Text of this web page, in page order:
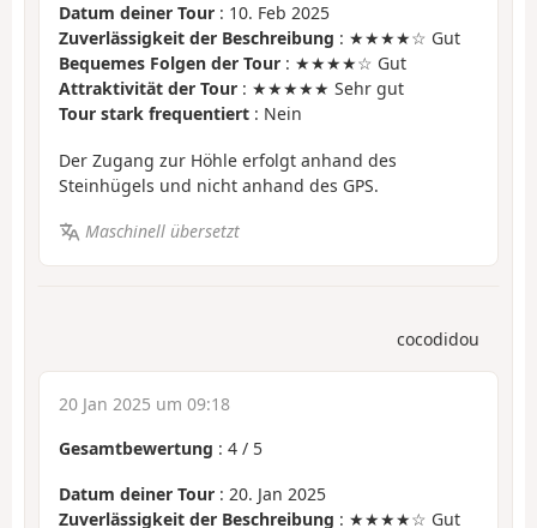
Datum deiner Tour : 10. Feb 2025
Zuverlässigkeit der Beschreibung : ★★★★☆ Gut
Bequemes Folgen der Tour : ★★★★☆ Gut
Attraktivität der Tour : ★★★★★ Sehr gut
Tour stark frequentiert : Nein
Der Zugang zur Höhle erfolgt anhand des
Steinhügels und nicht anhand des GPS.
Maschinell übersetzt
cocodidou
20 Jan 2025 um 09:18
Gesamtbewertung : 4 / 5
Datum deiner Tour : 20. Jan 2025
Zuverlässigkeit der Beschreibung : ★★★★☆ Gut